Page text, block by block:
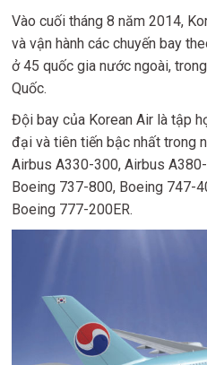
Vào cuối tháng 8 năm 2014,
và vận hành các chuyến bay
ở 45 quốc gia nước ngoài,
Quốc.
Đội bay của Korean Air là tập
đại và tiên tiến bậc nhất trong
Airbus A330-300, Airbus
Boeing 737-800, Boeing 747-
Boeing 777-200ER.